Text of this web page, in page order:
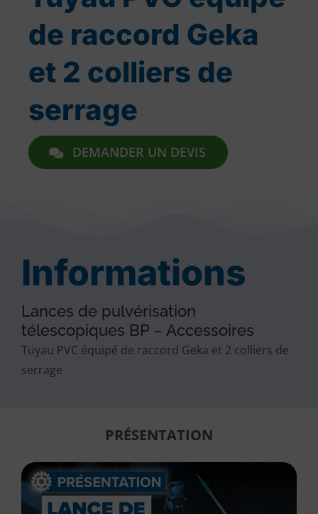
de raccord Geka
et 2 colliers de
serrage
DEMANDER UN DEVIS
Informations
Lances de pulvérisation
télescopiques BP – Accessoires
Tuyau PVC équipé de raccord Geka et 2 colliers de
serrage
PRÉSENTATION